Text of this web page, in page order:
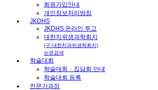
회원가입안내
개인정보처리방침
JKDHS
JKDHS 온라인 투고
대한치위생과학회지
(구.대한치과위생학회지)
논문검색
학술대회
학술대회ㆍ집담회 안내
학술대회 등록
전문가과정